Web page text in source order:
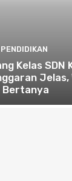
PENDIDIKAN
Kelas SDN
Jelas,
Bertanya